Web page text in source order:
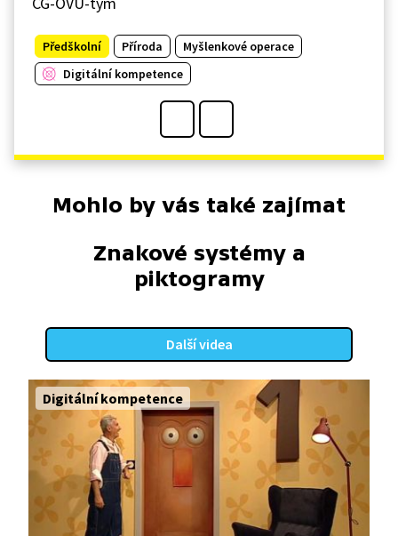
Předškolní Příroda
Myšlenkové operace
Digitální kompetence
Mohlo by vás také zajímat
Znakové systémy a
piktogramy
Další videa
Digitální kompetence